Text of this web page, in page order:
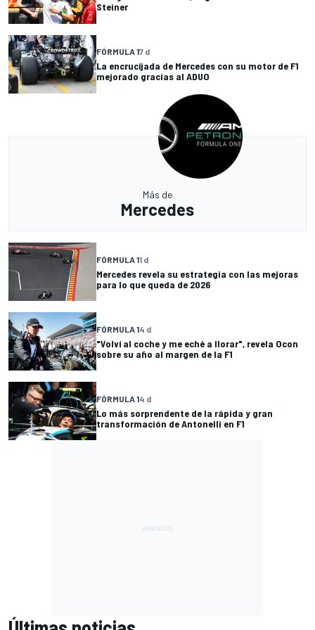
Steiner
FÓRMULA 17 d
La encrucijada de Mercedes con su motor de F1
mejorado gracias al ADUO
Más de
Mercedes
FÓRMULA 11 d
Mercedes revela su estrategia con las mejoras
para lo que queda de 2026
FÓRMULA 14 d
"Volví al coche y me eché a llorar", revela Ocon
sobre su año al margen de la F1
FÓRMULA 14 d
Lo más sorprendente de la rápida y gran
transformación de Antonelli en F1